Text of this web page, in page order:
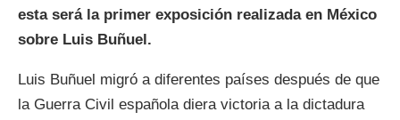
esta será la primer exposición realizada en México
sobre Luis Buñuel.
Luis Buñuel migró a diferentes países después de que
la Guerra Civil española diera victoria a la dictadura